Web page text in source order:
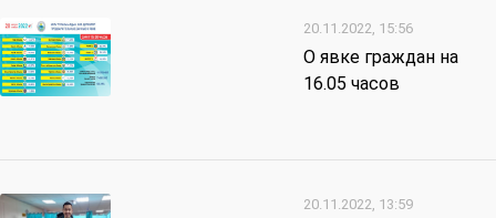
20.11.2022, 15:56
О явке граждан на
16.05 часов
20.11.2022, 13:59